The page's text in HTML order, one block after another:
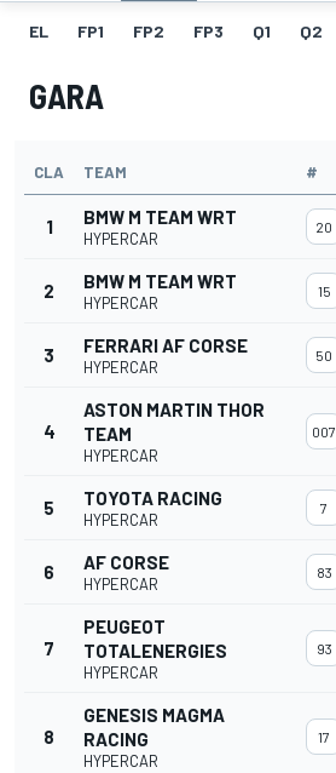
EL FP1 FP2 FP3 Q1 Q2
GARA
CLA TEAM #
1 BMW M TEAM WRT
HYPERCAR
20
2 BMW M TEAM WRT
HYPERCAR
15
3 FERRARI AF CORSE
HYPERCAR
50
4
ASTON MARTIN THOR
TEAM
HYPERCAR
007
5 TOYOTA RACING
HYPERCAR
7
6 AF CORSE
HYPERCAR
83
7
PEUGEOT
TOTALENERGIES
HYPERCAR
93
8
GENESIS MAGMA
RACING
HYPERCAR
17